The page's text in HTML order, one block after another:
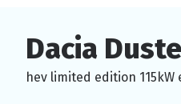
Dacia
hev limited edition 115kW